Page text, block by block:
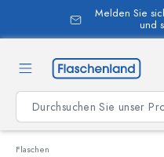
springen
Melden Sie
und
Flaschen